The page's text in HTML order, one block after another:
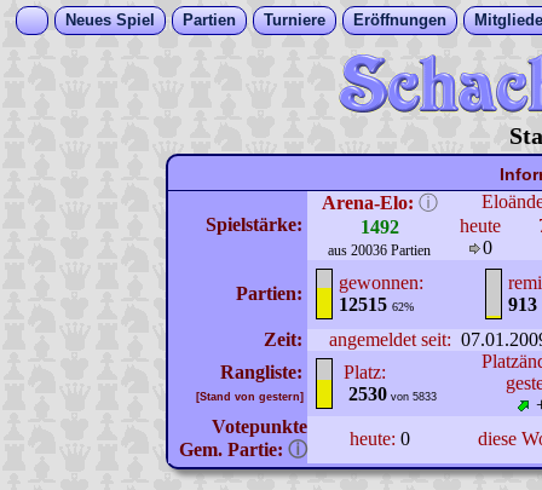
Neues Spiel Partien Turniere Eröffnungen
Spielstärke:
Arena-Elo: ⓘ
1492
aus 20036 Partien
heute
0
Partien:
gewonnen:
12515 62%
913
Zeit:
angemeldet seit:
Rangliste:
[Stand von gestern]
Platz:
2530 von 5833
Votepunkte
Gem. Partie: ⓘ
heute: 0 diese